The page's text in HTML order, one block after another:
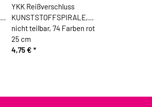
YKK Reißverschluss
KUNSTSTOFFSPIRALE,
nicht teilbar, 74 Farben rot
25 cm
4,75 € *